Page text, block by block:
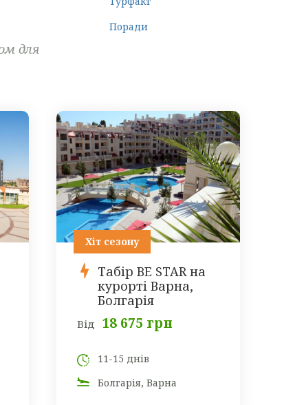
Поради
для
Хіт сезону
Табір BE STAR на
курорті Варна,
Болгарія
Від 18 675 грн
11-15 днів
Болгарія, Варна